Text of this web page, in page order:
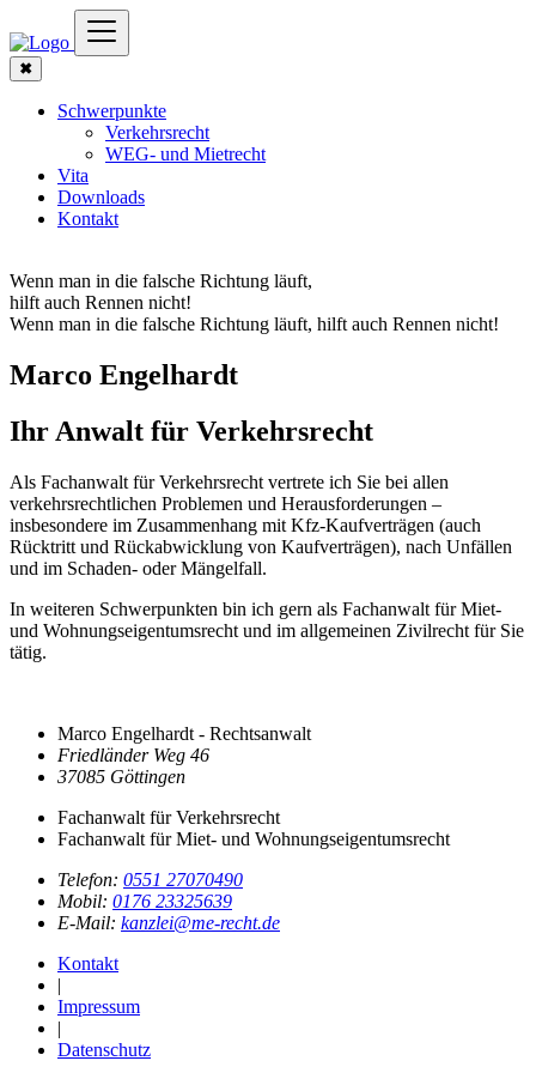
✖
Schwerpunkte
Verkehrsrecht
WEG- und Mietrecht
Vita
Downloads
Kontakt
Wenn man in die falsche Richtung läuft,
hilft auch Rennen nicht!
Wenn man in die falsche Richtung läuft, hilft auch Rennen nicht!
Marco Engelhardt
Ihr Anwalt für Verkehrsrecht
Als Fachanwalt für Verkehrsrecht vertrete ich Sie bei allen
verkehrsrechtlichen Problemen und Herausforderungen –
insbesondere im Zusammenhang mit Kfz-Kaufverträgen (auch
Rücktritt und Rückabwicklung von Kaufverträgen), nach Unfällen
und im Schaden- oder Mängelfall.
In weiteren Schwerpunkten bin ich gern als Fachanwalt für Miet-
und Wohnungseigentumsrecht und im allgemeinen Zivilrecht für Sie
tätig.
Marco Engelhardt - Rechtsanwalt
Friedländer Weg 46
37085 Göttingen
Fachanwalt für Verkehrsrecht
Fachanwalt für Miet- und Wohnungseigentumsrecht
Telefon: 0551 27070490
Mobil: 0176 23325639
E-Mail: kanzlei@me-recht.de
Kontakt
|
Impressum
|
Datenschutz